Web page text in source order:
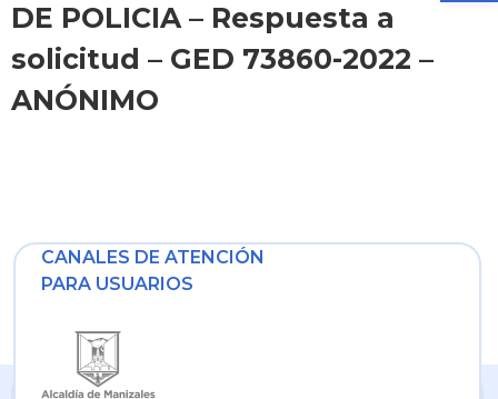
DE POLICIA – Respuesta a
solicitud – GED 73860-2022 –
ANÓNIMO
CANALES DE ATENCIÓN
PARA USUARIOS